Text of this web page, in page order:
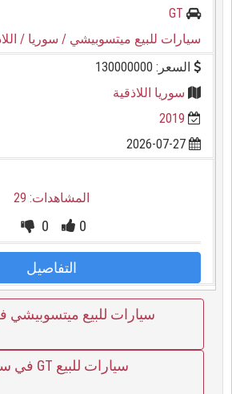
GT
سيارات للبيع ميتسوبيشي / سوريا /
السعر: 130000000
سوريا اللاذقية
2019
المشاهدات: 29
0
0
التفاصيل
سيارات للبيع ميتسوبيشي
سيارات للبيع GT في سوريا